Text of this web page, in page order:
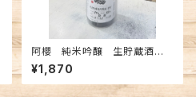
阿櫻 純米吟醸 生貯蔵酒
雄町 720ml
¥1,870